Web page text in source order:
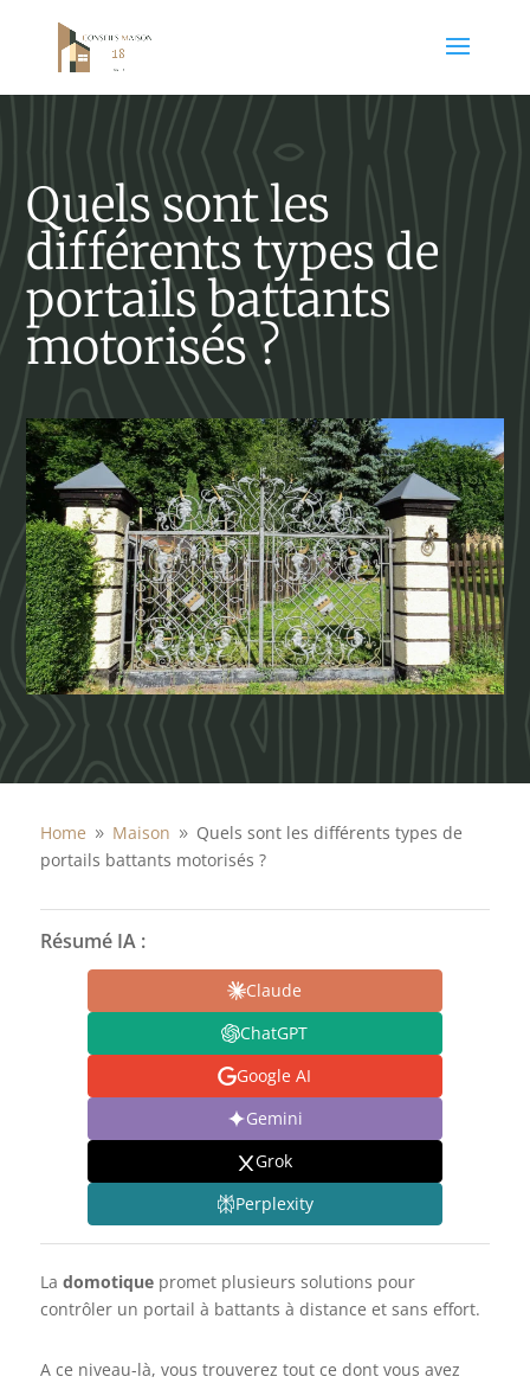
Quels sont les
différents types de
portails battants
motorisés ?
Home 9 Maison 9 Quels sont les différents types de
portails battants motorisés ?
Résumé IA :
Claude
ChatGPT
Google AI
Gemini
Grok
Perplexity
La domotiquepromet plusieurs solutions pour
contrôler un portail à battants à distance et sans effort.
A ce niveau-là, vous trouverez tout ce dont vous avez